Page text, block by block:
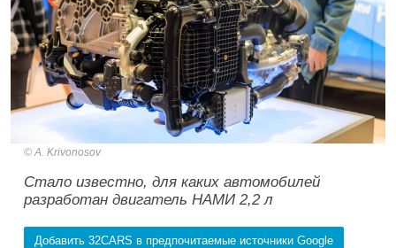
A. Krivonosov
Стало известно, для каких автомобилей
разработан двигатель НАМИ 2,2 л
Добавить 32CARS в предпочитаемые источники Google